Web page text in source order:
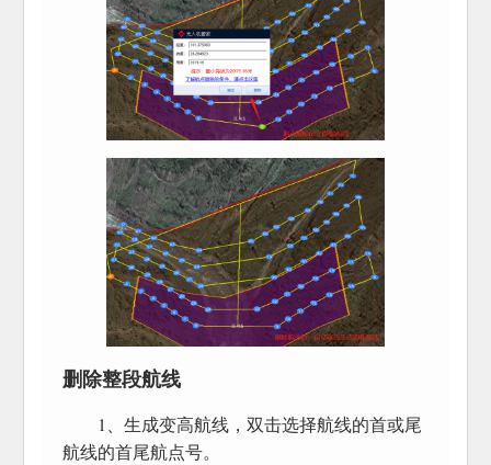
删除整段航线
1、生成变高航线，双击选择航线的首或尾
航线的首尾航点号。